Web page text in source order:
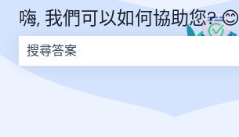
嗨, 我們可以如何協助您? 😊
因為搜尋欄位空白，因此沒有建議。